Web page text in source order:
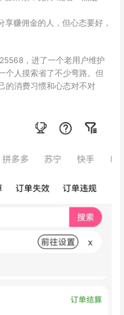
赚佣金的人，但心态要好，
，进了一个老用户维护
个人摸索省了不少弯路。但
的消费习惯和心态对不对